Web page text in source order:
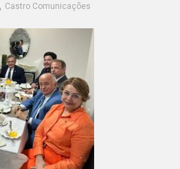
Castro Comunicações